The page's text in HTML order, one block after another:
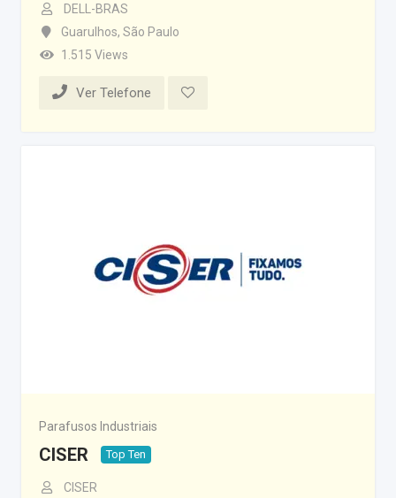
DELL-BRAS
Guarulhos, São Paulo
1.515 Views
Ver Telefone
Parafusos Industriais
CISER Top Ten
CISER